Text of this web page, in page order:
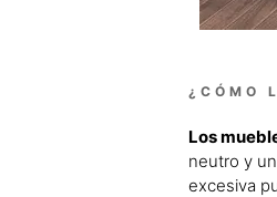
¿CÓMO
Los
neutro y
excesiva